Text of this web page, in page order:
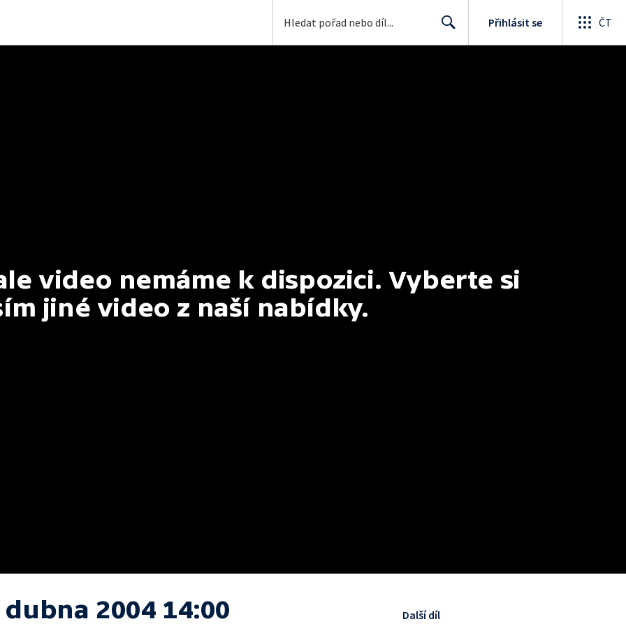
Přihlásit se ČT
video nemáme k dispozici. Vyberte si
jiné video z naší nabídky.
dubna 2004 14:00 Další díl